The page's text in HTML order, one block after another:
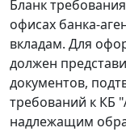
Бланк
офисах банка-
вкладам. Для
должен
документов,
требований к КБ
надлежащим